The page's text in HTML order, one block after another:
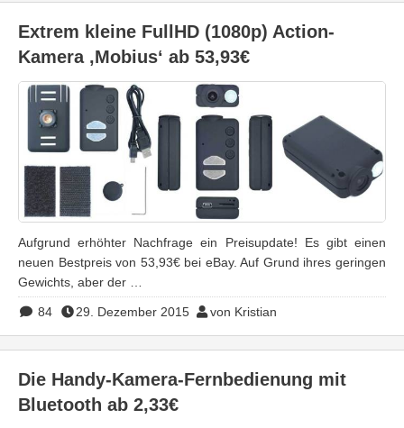
Extrem kleine FullHD (1080p) Action-
Kamera ‚Mobius‘ ab 53,93€
Aufgrund erhöhter Nachfrage ein Preisupdate! Es gibt einen
neuen Bestpreis von 53,93€ bei eBay. Auf Grund ihres geringen
Gewichts, aber der …
84 29. Dezember 2015 von Kristian
Die Handy-Kamera-Fernbedienung mit
Bluetooth ab 2,33€